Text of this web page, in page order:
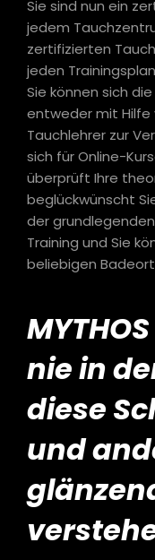
Sie sind nun ein
jedem
zertifizierten
jeden
Sie können sich
entweder mit Hilfe
Tauchlehrer zur
sich für Online-
überprüft Ihre
beglückwünscht
der
Training und Sie
beliebigen
nie in
diese
und